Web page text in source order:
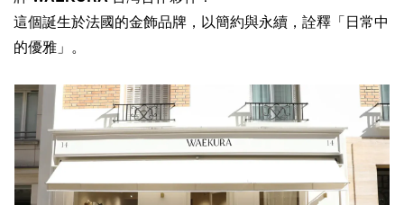
這個誕生於法國的金飾品牌，以簡約與永續，詮釋「日常中
的優雅」。